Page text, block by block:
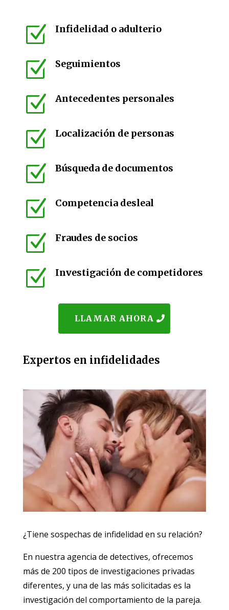
Z Infidelidad o adulterio
Z Seguimientos
Z Antecedentes personales
Z Localización de personas
Z Búsqueda de documentos
Z Competencia desleal
Z Fraudes de socios
Z Investigación de competidores
LLAMAR AHORA
Expertos en infidelidades
¿Tiene sospechas de infidelidad en su relación?
En nuestra agencia de detectives, ofrecemos
más de 200 tipos de investigaciones privadas
diferentes, y una de las más solicitadas es la
investigación del comportamiento de la pareja.